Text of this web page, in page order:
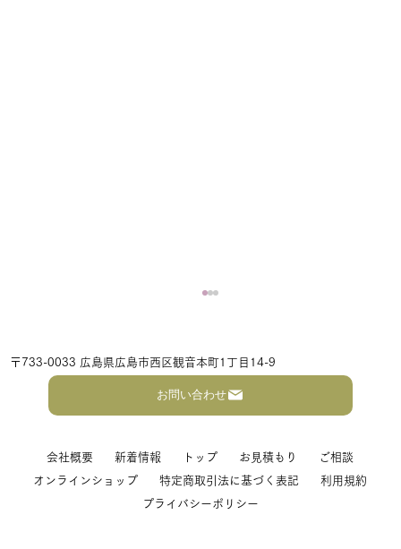
暑中お見舞い申し上げます ～夏だからこ
〒733-0033 広島県広島市西区観音本町1丁目14-9
お問い合わせ
会社概要 新着情報 トップ お見積もり
ご相談
オンラインショップ
特定商取引法に基づく表記
利用規約
プライバシーポリシー